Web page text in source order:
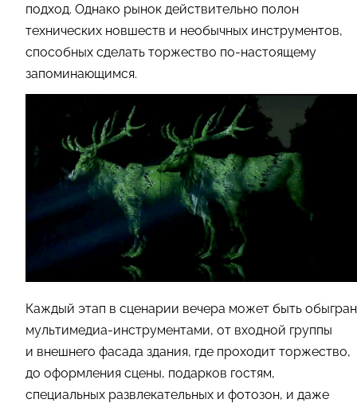
подход. Однако рынок действительно полон
технических новшеств и необычных инструментов,
способных сделать торжество по-настоящему
запоминающимся.
Каждый этап в сценарии вечера может быть обыгран
мультимедиа-инструментами, от входной группы
и внешнего фасада здания, где проходит торжество,
до оформления сцены, подарков гостям,
специальных развлекательных и фотозон, и даже